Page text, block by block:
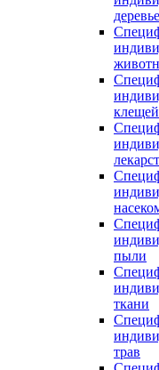
клещей
пыли
ткани
трав